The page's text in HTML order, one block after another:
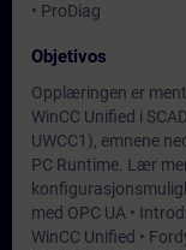
• ProDiag
Objetivos
Opplæringen er
WinCC Unified i
UWCC1), emnene
PC Runtime. Lær
med OPC UA •
WinCC Unified •